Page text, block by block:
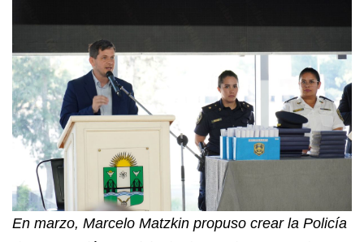
En marzo, Marcelo Matzkin propuso crear la Policía